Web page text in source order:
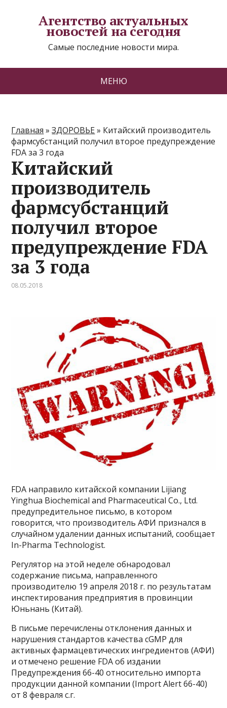
Агентство актуальных
новостей на сегодня
Самые последние новости мира.
МЕНЮ
Главная »ЗДОРОВЬЕ» Китайский производитель
фармсубстанций получил второе предупреждение
FDA за 3 года
Китайский
производитель
фармсубстанций
получил второе
предупреждение FDA
за 3 года
08.05.2018
FDA направило китайской компании Lijiang
Yinghua Biochemical and Pharmaceutical Co., Ltd.
предупредительное письмо, в котором
говорится, что производитель АФИ признался в
случайном удалении данных испытаний, сообщает
In-Pharma Technologist.
Регулятор на этой неделе обнародовал
содержание письма, направленного
производителю 19 апреля 2018 г. по результатам
инспектирования предприятия в провинции
Юньнань (Китай).
В письме перечислены отклонения данных и
нарушения стандартов качества cGMP для
активных фармацевтических ингредиентов (АФИ)
и отмечено решение FDA об издании
Предупреждения 66-40 относительно импорта
продукции данной компании (Import Alert 66-40)
от 8 февраля с.г.